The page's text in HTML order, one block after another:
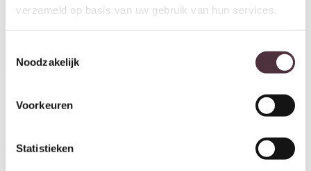
verzameld op basis van uw gebruik van hun services.
Noodzakelijk
Voorkeuren
Statistieken
Ironville 80x42x191 cm
2.292,00
Meldt u aan voor onze nieuwsbrief en ontvang €20,- shoptegoed